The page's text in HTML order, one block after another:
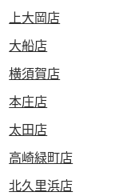
上大岡店
大船店
横須賀店
本庄店
太田店
高崎緑町店
北久里浜店